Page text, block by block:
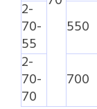
2-
70-
55
550
2-
70-
70
700